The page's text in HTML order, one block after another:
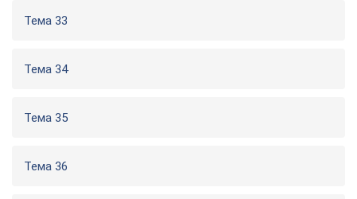
Тема 33
Тема 34
Тема 35
Тема 36